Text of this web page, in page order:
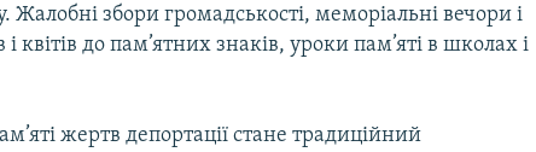
Жалобні збори громадськості, меморіальні вечори і
квітів до пам’ятних знаків, уроки пам’яті в школах і
жертв депортації стане традиційний